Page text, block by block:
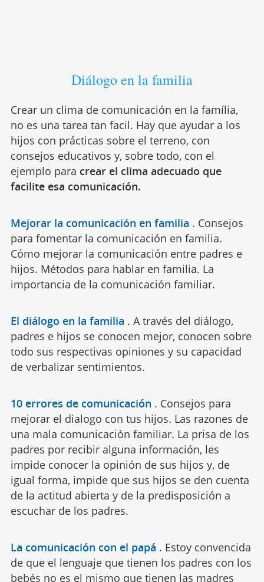
Diálogo en la familia
Crear un clima de comunicación en la família,
no es una tarea tan facil. Hay que ayudar a los
hijos con prácticas sobre el terreno, con
consejos educativos y, sobre todo, con el
ejemplo para crear el clima adecuado que
facilite esa comunicación.
Mejorar la comunicación en familia . Consejos
para fomentar la comunicación en familia.
Cómo mejorar la comunicación entre padres e
hijos. Métodos para hablar en familia. La
importancia de la comunicación familiar.
El diálogo en la familia . A través del diálogo,
padres e hijos se conocen mejor, conocen sobre
todo sus respectivas opiniones y su capacidad
de verbalizar sentimientos.
10 errores de comunicación . Consejos para
mejorar el dialogo con tus hijos. Las razones de
una mala comunicación familiar. La prisa de los
padres por recibir alguna información, les
impide conocer la opinión de sus hijos y, de
igual forma, impide que sus hijos se den cuenta
de la actitud abierta y de la predisposición a
escuchar de los padres.
La comunicación con el papá . Estoy convencida
de que el lenguaje que tienen los padres con los
bebés no es el mismo que tienen las madres